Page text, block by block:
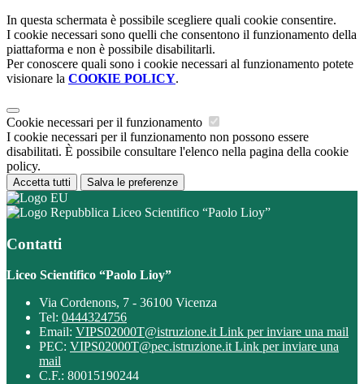
In questa schermata è possibile scegliere quali cookie consentire.
I cookie necessari sono quelli che consentono il funzionamento della
piattaforma e non è possibile disabilitarli.
Per conoscere quali sono i cookie necessari al funzionamento potete
visionare la COOKIE POLICY.
Cookie necessari per il funzionamento
I cookie necessari per il funzionamento non possono essere
disabilitati. È possibile consultare l'elenco nella pagina della cookie
policy.
Accetta tutti Salva le preferenze
Liceo Scientifico “Paolo Lioy”
Contatti
Liceo Scientifico “Paolo Lioy”
Via Cordenons, 7 - 36100 Vicenza
Tel: 0444324756
Email: VIPS02000T@istruzione.it Link per inviare una mail
PEC: VIPS02000T@pec.istruzione.it Link per inviare una
mail
C.F.: 80015190244